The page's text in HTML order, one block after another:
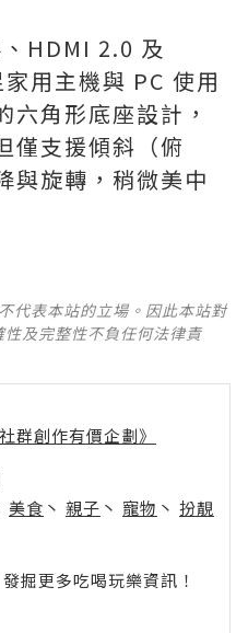
HDMI 2.0 及
用主機與 PC 使用
六角形底座設計，
僅支援傾斜（俯
與旋轉，稍微美中
代表本站的立場。因此本站對
及完整性不負任何法律責
群創作有價企劃》
美食 丶 親子 丶 寵物 丶 扮靚
掘更多吃喝玩樂資訊！